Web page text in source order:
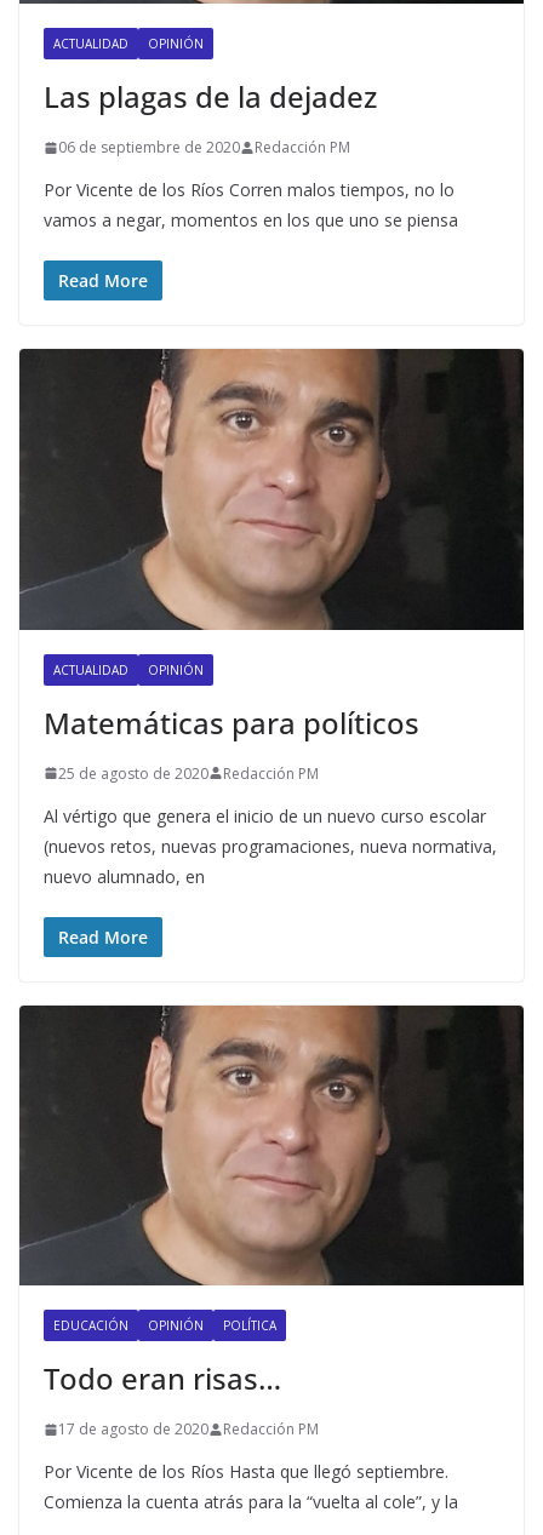
ACTUALIDAD OPINIÓN
Las plagas de la dejadez
06 de septiembre de 2020 Redacción PM
Por Vicente de los Ríos Corren malos tiempos, no lo
vamos a negar, momentos en los que uno se piensa
Read More
ACTUALIDAD OPINIÓN
Matemáticas para políticos
25 de agosto de 2020 Redacción PM
Al vértigo que genera el inicio de un nuevo curso escolar
(nuevos retos, nuevas programaciones, nueva normativa,
nuevo alumnado, en
Read More
EDUCACIÓN OPINIÓN POLÍTICA
Todo eran risas…
17 de agosto de 2020 Redacción PM
Por Vicente de los Ríos Hasta que llegó septiembre.
Comienza la cuenta atrás para la “vuelta al cole”, y la